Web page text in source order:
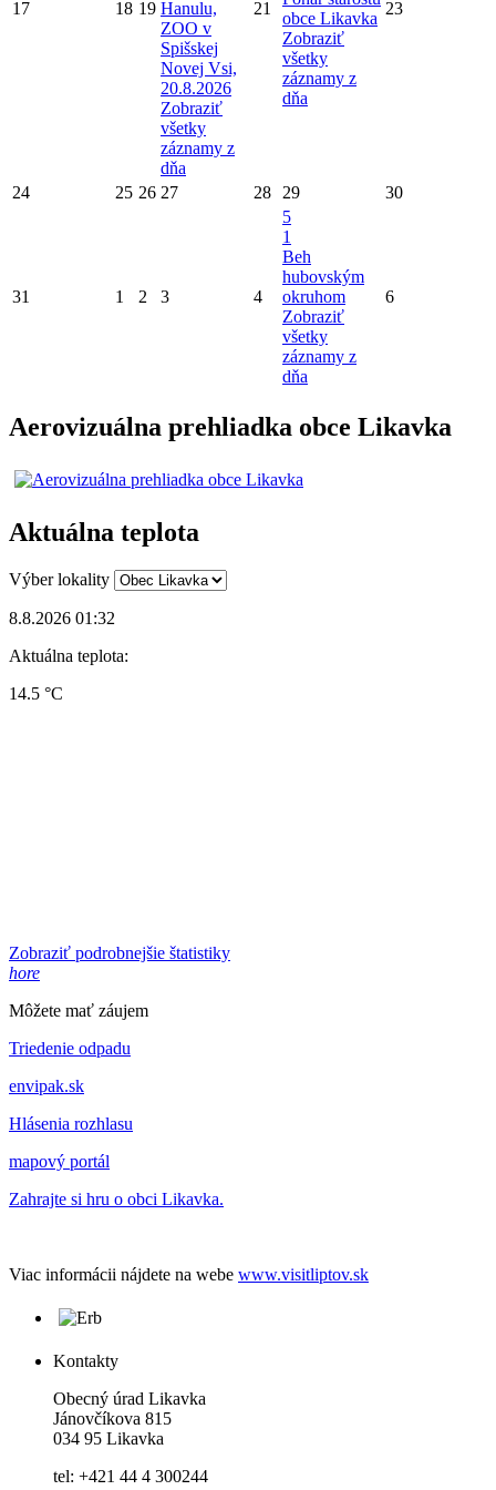
17 18 19 Hanulu,
ZOO v
Spišskej
Novej Vsi,
20.8.2026
Zobraziť
všetky
záznamy z
dňa
21
obce Likavka
Zobraziť
všetky
záznamy z
dňa
23
24 25 26 27 28 29 30
31 1 2 3 4
5
1
Beh
hubovským
okruhom
Zobraziť
všetky
záznamy z
dňa
6
Aerovizuálna prehliadka obce Likavka
Aktuálna teplota
Výber lokality
8.8.2026 01:32
Aktuálna teplota:
14.5 °C
Zobraziť podrobnejšie štatistiky
hore
Môžete mať záujem
Triedenie odpadu
envipak.sk
Hlásenia rozhlasu
mapový portál
Zahrajte si hru o obci Likavka.
Viac informácii nájdete na webe www.visitliptov.sk
Kontakty
Obecný úrad Likavka
Jánovčíkova 815
034 95 Likavka
tel: +421 44 4 300244